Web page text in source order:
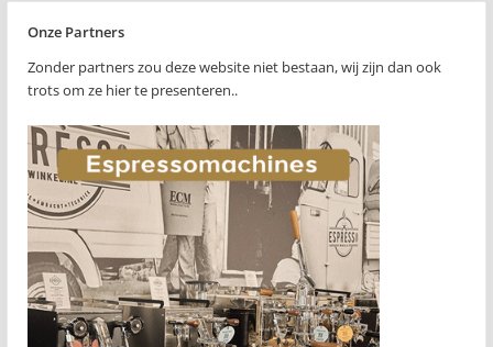
Onze Partners
Zonder partners zou deze website niet bestaan, wij zijn dan ook
trots om ze hier te presenteren..